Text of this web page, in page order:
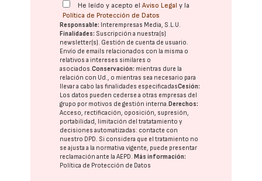
He leído y acepto elAviso Legal y la
Política de Protección de Datos
Responsable: Interempresas Media, S.L.U.
Finalidades: Suscripción a nuestra(s)
newsletter(s). Gestión de cuenta de usuario.
Envío de emails relacionados con la misma o
relativos a intereses similares o
asociados.Conservación: mientras dure la
relación con Ud., o mientras sea necesario para
llevar a cabo las finalidades especificadasCesión:
Los datos pueden cederse a otras empresas del
grupo por motivos de gestión interna.Derechos:
Acceso, rectificación, oposición, supresión,
portabilidad, limitación del tratatamiento y
decisiones automatizadas: contacte con
nuestro DPD. Si considera que el tratamiento no
se ajusta a la normativa vigente, puede presentar
reclamación ante laAEPD.Más información:
Política de Protección de Datos